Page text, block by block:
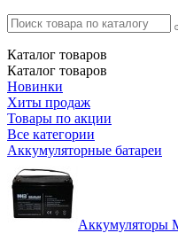
Каталог товаров
Каталог товаров
Новинки
Хиты продаж
Товары по акции
Все категории
Аккумуляторные батареи
Аккумуляторы